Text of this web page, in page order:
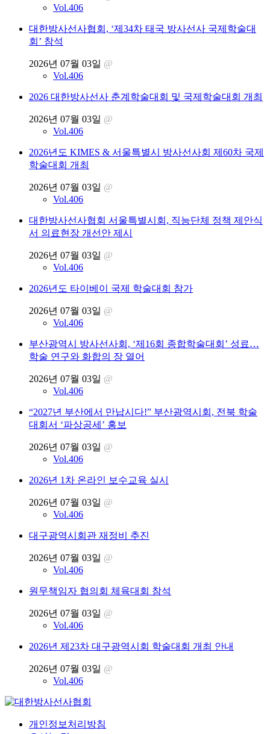
Vol.406
대한방사선사협회, ‘제34차 태국 방사선사 국제학술대
회’ 참석
2026년 07월 03일 @
Vol.406
2026 대한방사선사 춘계학술대회 및 국제학술대회 개최
2026년 07월 03일 @
Vol.406
2026년도 KIMES & 서울특별시 방사선사회 제60차 국제
학술대회 개최
2026년 07월 03일 @
Vol.406
대한방사선사협회 서울특별시회, 직능단체 정책 제안식
서 의료현장 개선안 제시
2026년 07월 03일 @
Vol.406
2026년도 타이베이 국제 학술대회 참가
2026년 07월 03일 @
Vol.406
부산광역시 방사선사회, ‘제16회 종합학술대회’ 성료…
학술 연구와 화합의 장 열어
2026년 07월 03일 @
Vol.406
“2027년 부산에서 만납시다!” 부산광역시회, 전북 학술
대회서 ‘파상공세’ 홍보
2026년 07월 03일 @
Vol.406
2026년 1차 온라인 보수교육 실시
2026년 07월 03일 @
Vol.406
대구광역시회관 재정비 추진
2026년 07월 03일 @
Vol.406
원무책임자 협의회 체육대회 참석
2026년 07월 03일 @
Vol.406
2026년 제23차 대구광역시회 학술대회 개최 안내
2026년 07월 03일 @
Vol.406
개인정보처리방침